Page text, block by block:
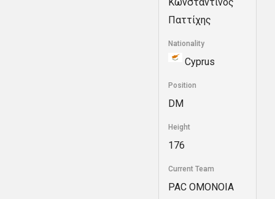
Παττίχης
Nationality
Cyprus
Position
DM
Height
176
Current Team
PAC ΟΜΟΝΟΙΑ